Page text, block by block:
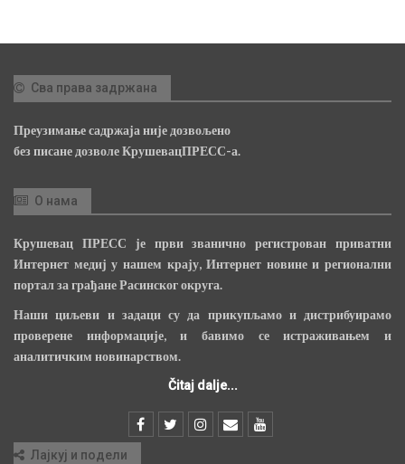
Сва права задржана
Преузимање садржаја није дозвољено
без писане дозволе КрушевацПРЕСС-а.
О нама
Крушевац ПРЕСС је први званично регистрован приватни
Интернет медиј у нашем крају, Интернет новине и регионални
портал за грађане Расинског округа.
Наши циљеви и задаци су да прикупљамо и дистрибуирамо
проверене информације, и бавимо се истраживањем и
аналитичким новинарством.
Čitaj dalje...
Лајкуј и подели